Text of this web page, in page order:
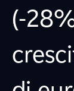
(-